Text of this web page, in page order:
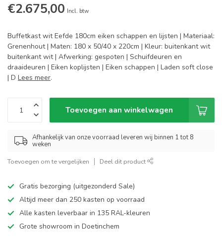
€2.675,00 Incl. btw
Buffetkast wit Eefde 180cm eiken schappen en lijsten | Materiaal:
Grenenhout | Maten: 180 x 50/40 x 220cm | Kleur: buitenkant wit
buitenkant wit | Afwerking: gespoten | Schuifdeuren en
draaideuren | Eiken koplijsten | Eiken schappen | Laden soft close
| D Lees meer.
Toevoegen aan winkelwagen
Afhankelijk van onze voorraad leveren wij binnen 1 tot 8
weken
Toevoegen om te vergelijken Deel dit product
Gratis bezorging (uitgezonderd Sale)
Altijd meer dan 250 kasten op voorraad
Alle kasten leverbaar in 135 RAL-kleuren
Grote showroom in Doetinchem